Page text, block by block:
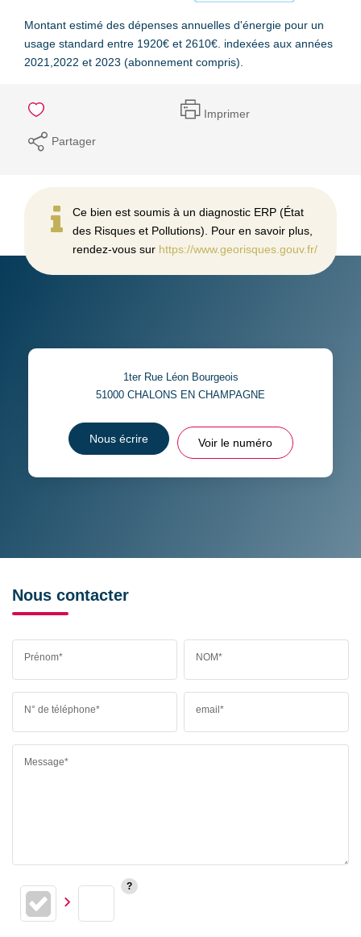
Montant estimé des dépenses annuelles d'énergie pour un
usage standard entre 1920€ et 2610€. indexées aux années
2021,2022 et 2023 (abonnement compris).
Imprimer
Partager
Ce bien est soumis à un diagnostic ERP (État
des Risques et Pollutions). Pour en savoir plus,
rendez-vous sur https://www.georisques.gouv.fr/
1ter Rue Léon Bourgeois
51000 CHALONS EN CHAMPAGNE
Nous écrire Voir le numéro
Nous contacter
Prénom* NOM*
N° de téléphone* email*
Message*